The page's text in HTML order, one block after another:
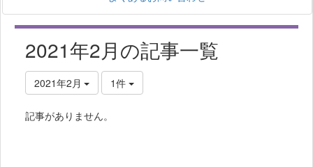
2021年2月の記事一覧
2021年2月 1件
記事がありません。